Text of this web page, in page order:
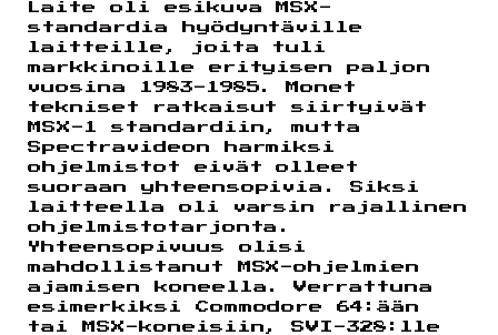
Laite oli esikuva MSX-
standardia hyödyntäville
laitteille, joita tuli
markkinoille erityisen paljon
vuosina 1983-1985. Monet
tekniset ratkaisut siirtyivät
MSX-1 standardiin, mutta
Spectravideon harmiksi
ohjelmistot eivät olleet
suoraan yhteensopivia. Siksi
laitteella oli varsin rajallinen
ohjelmistotarjonta.
Yhteensopivuus olisi
mahdollistanut MSX-ohjelmien
ajamisen koneella. Verrattuna
esimerkiksi Commodore 64:ään
tai MSX-koneisiin, SVI-328:lle